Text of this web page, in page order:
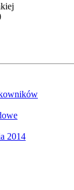
2014